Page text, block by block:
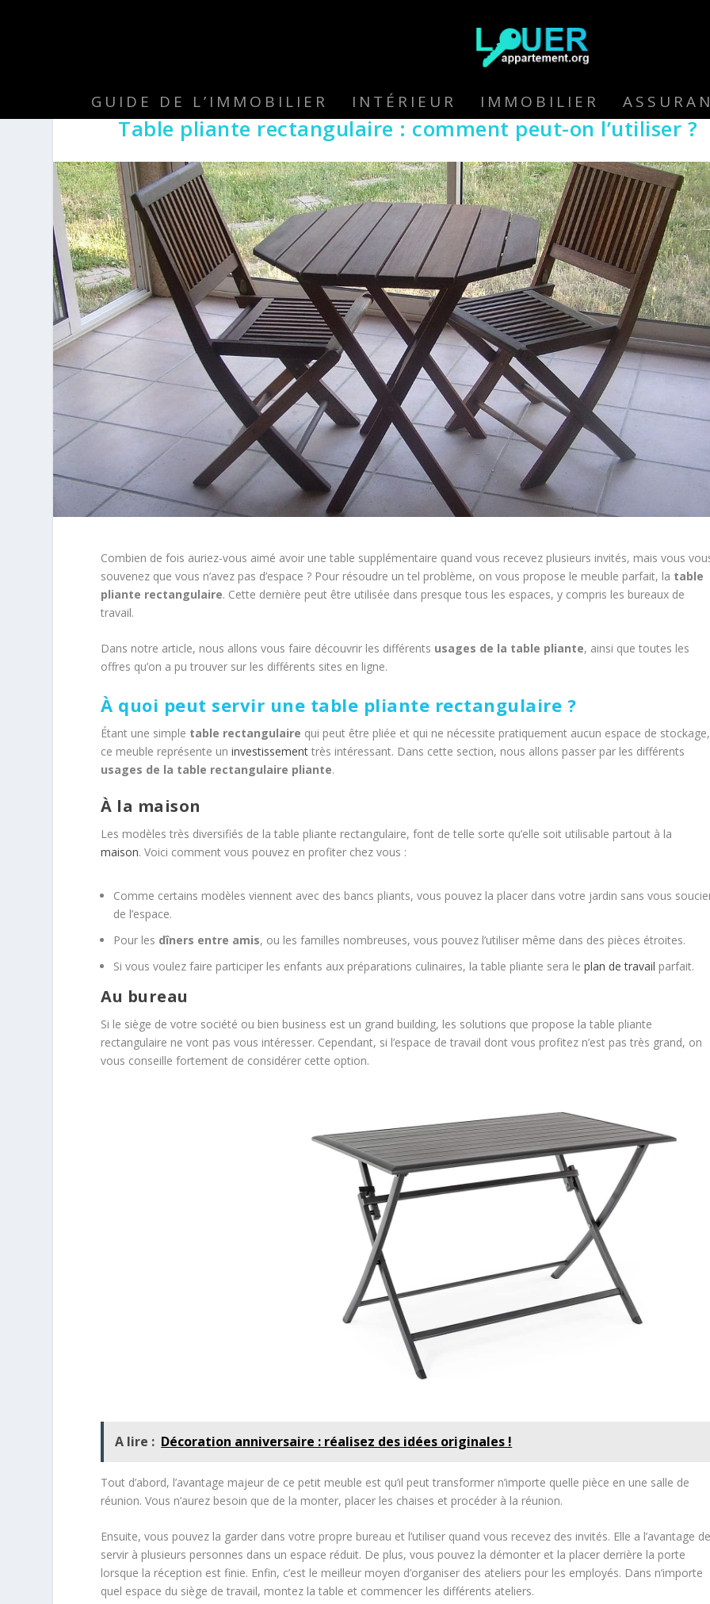
GUIDE DE L’IMMOBILIER INTÉRIEUR IMMOBILIER
Table pliante rectangulaire : comment peut-on l’utiliser ?
Combien de fois auriez-vous aimé avoir une table supplémentaire quand vous recevez plusieurs invités, mais vous
souvenez que vous n’avez pas d’espace ? Pour résoudre un tel problème, on vous propose le meuble parfait, la table
pliante rectangulaire. Cette dernière peut être utilisée dans presque tous les espaces, y compris les bureaux de
travail.
Dans notre article, nous allons vous faire découvrir les différents usages de la table pliante, ainsi que toutes les
offres qu’on a pu trouver sur les différents sites en ligne.
À quoi peut servir une table pliante rectangulaire ?
Étant une simple table rectangulaire qui peut être pliée et qui ne nécessite pratiquement aucun espace de stockage,
ce meuble représente uninvestissement très intéressant. Dans cette section, nous allons passer par les différents
usages de la table rectangulaire pliante.
À la maison
Les modèles très diversifiés de la table pliante rectangulaire, font de telle sorte qu’elle soit utilisable partout à la
maison. Voici comment vous pouvez en profiter chez vous :
Comme certains modèles viennent avec des bancs pliants, vous pouvez la placer dans votre jardin sans vous
de l’espace.
Pour les dîners entre amis, ou les familles nombreuses, vous pouvez l’utiliser même dans des pièces étroites.
Si vous voulez faire participer les enfants aux préparations culinaires, la table pliante sera leplan de travail parfait.
Au bureau
Si le siège de votre société ou bien business est un grand building, les solutions que propose la table pliante
rectangulaire ne vont pas vous intéresser. Cependant, si l’espace de travail dont vous profitez n’est pas très grand, on
vous conseille fortement de considérer cette option.
A lire : Décoration anniversaire : réalisez des idées originales !
Tout d’abord, l’avantage majeur de ce petit meuble est qu’il peut transformer n’importe quelle pièce en une salle de
réunion. Vous n’aurez besoin que de la monter, placer les chaises et procéder à la réunion.
Ensuite, vous pouvez la garder dans votre propre bureau et l’utiliser quand vous recevez des invités. Elle a l’avantage
servir à plusieurs personnes dans un espace réduit. De plus, vous pouvez la démonter et la placer derrière la porte
lorsque la réception est finie. Enfin, c’est le meilleur moyen d’organiser des ateliers pour les employés. Dans n’importe
quel espace du siège de travail, montez la table et commencer les différents ateliers.